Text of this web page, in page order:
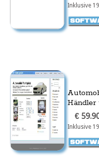
Inklusive
Händler
€
Inklusive